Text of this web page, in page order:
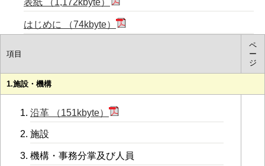
表紙 （1,172kbyte）
はじめに （74kbyte）
項目
ペ
ー
ジ
1.施設・機構
沿革 （151kbyte）
施設
機構・事務分掌及び人員